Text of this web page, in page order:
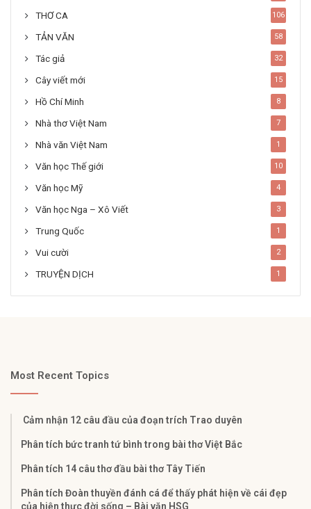
THƠ CA 106
TẢN VĂN 58
Tác giả 32
Cây viết mới 15
Hồ Chí Minh 8
Nhà thơ Việt Nam 7
Nhà văn Việt Nam 1
Văn học Thế giới 10
Văn học Mỹ 4
Văn học Nga – Xô Viết 3
Trung Quốc 1
Vui cười 2
TRUYỆN DỊCH 1
Most Recent Topics
Cảm nhận 12 câu đầu của đoạn trích Trao duyên
Phân tích bức tranh tứ bình trong bài thơ Việt Bắc
Phân tích 14 câu thơ đầu bài thơ Tây Tiến
Phân tích Đoàn thuyền đánh cá để thấy phát hiện về cái đẹp
của hiện thực đời sống – Bài văn HSG